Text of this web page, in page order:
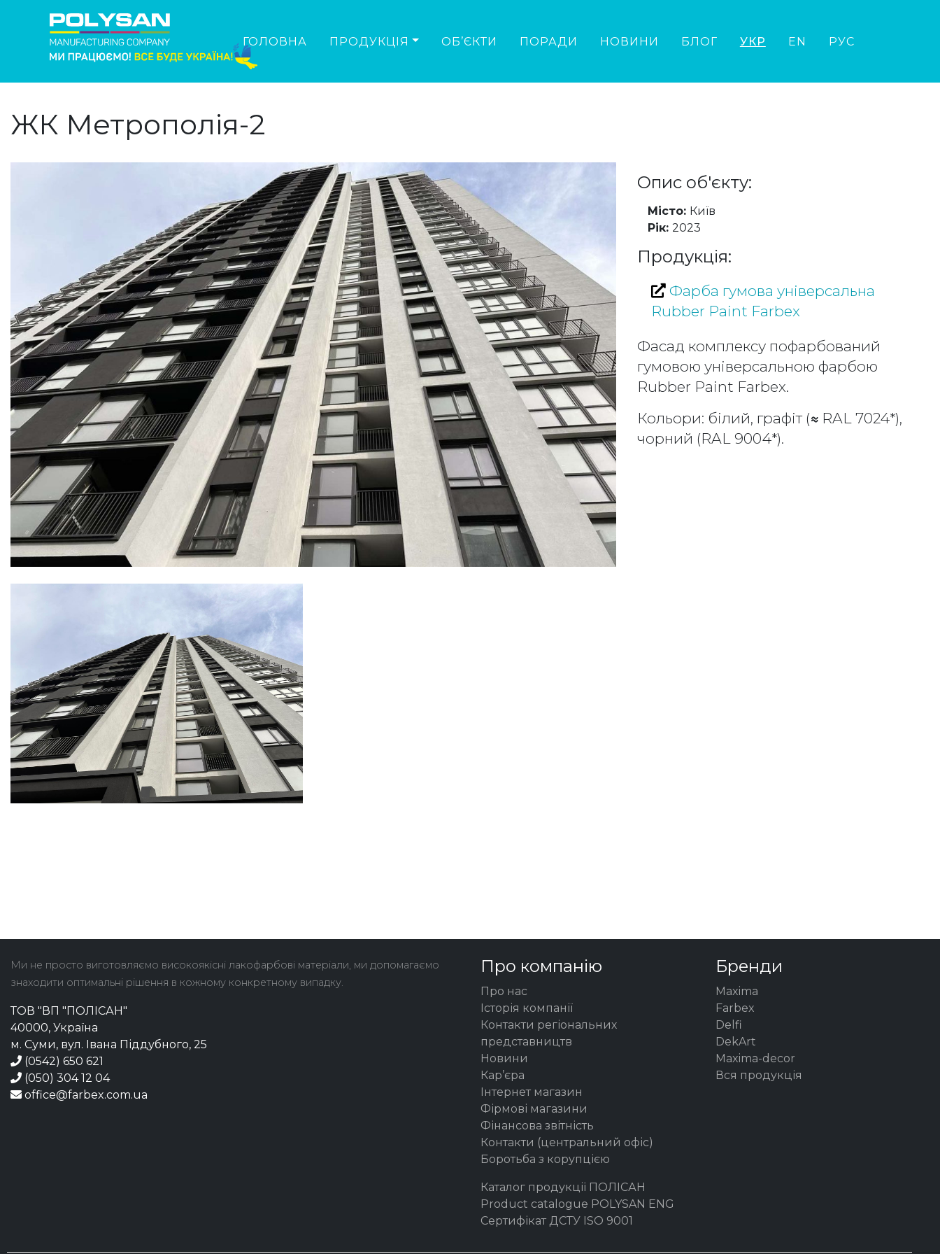
ГОЛОВНА ПРОДУКЦІЯ ОБ’ЄКТИ ПОРАДИ НОВИНИ БЛОГ УКР EN РУС
ЖК Метрополія-2
Опис об'єкту:
Місто: Київ
Рік: 2023
Продукція:
Фарба гумова універсальна
Rubber Paint Farbex
Фасад комплексу пофарбований
гумовою універсальною фарбою
Rubber Paint Farbex.
Кольори: білий, графіт (≈ RAL 7024*),
чорний (RAL 9004*).
Ми не просто виготовляємо високоякісні лакофарбові матеріали, ми допомагаємо
знаходити оптимальні рішення в кожному конкретному випадку.
ТОВ "ВП "ПОЛІСАН"
40000, Україна
м. Суми, вул. Івана Піддубного, 25
(0542) 650 621
(050) 304 12 04
office@farbex.com.ua
Про компанію
Про нас
Історія компанії
Контакти регіональних
представництв
Новини
Кар’єра
Інтернет магазин
Фірмові магазини
Фінансова звітність
Контакти (центральний офіс)
Боротьба з корупцією
Каталог продукції ПОЛІСАН
Product catalogue POLYSAN ENG
Сертифікат ДСТУ ISO 9001
Бренди
Maxima
Farbex
Delfi
DekArt
Maxima-decor
Вся продукція